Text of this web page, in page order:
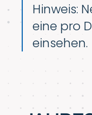
Hinweis:
eine pro
einsehen.